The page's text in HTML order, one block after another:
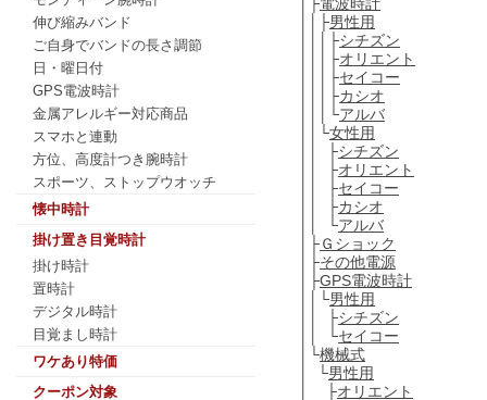
伸び縮みバンド
ご自身でバンドの長さ調節
日・曜日付
GPS電波時計
金属アレルギー対応商品
スマホと連動
方位、高度計つき腕時計
スポーツ、ストップウオッチ
懐中時計
掛け置き目覚時計
掛け時計
置時計
デジタル時計
目覚まし時計
ワケあり特価
クーポン対象
││├男性用
│││├シチズン
│││├オリエント
│││├セイコー
│││├カシオ
│││└アルバ
││└女性用
││ ├シチズン
││ ├オリエント
││ ├セイコー
││ ├カシオ
││ └アルバ
│├Ｇショック
│├その他電源
│├GPS電波時計
││└男性用
││ ├シチズン
││ └セイコー
│└機械式
│ └男性用
│ ├オリエント